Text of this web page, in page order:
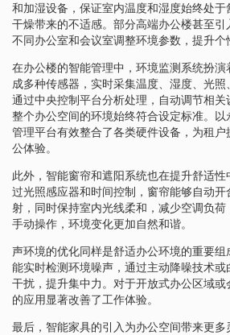
和加湿设备，保证室内温度和湿度始终处
干燥带来的不适感。部分高端办公楼甚至
不同办公室和会议室调整环境参数，提升个
在办公楼的智能管理中，环境监测系统扮
成多种传感器，实时采集温度、湿度、光照
通过中央控制平台分析处理，自动调节相
整个办公空间的环境始终符合设定标准。
管理平台有效整合了各类硬件设备，为租
公体验。
此外，智能窗帘和遮阳系统也在提升舒适性
过光照感应器和时间控制，窗帘能够自动开
射，同时保持室内光线柔和，减少空调负
手动操作，环境变化更加自然和谐。
声环境的优化同样是舒适办公环境的重要
能实时检测环境噪声，通过主动降噪技术
干扰，提升集中力。对于开放式办公区域
的应用显著改善了工作体验。
最后，智能家具的引入为办公空间带来更多